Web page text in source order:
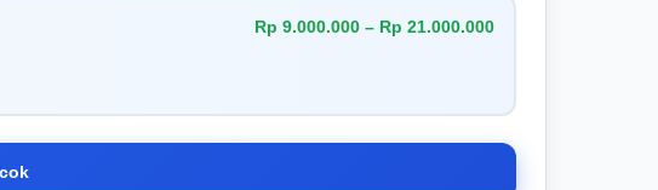
Rp 9.000.000 – Rp 21.000.000